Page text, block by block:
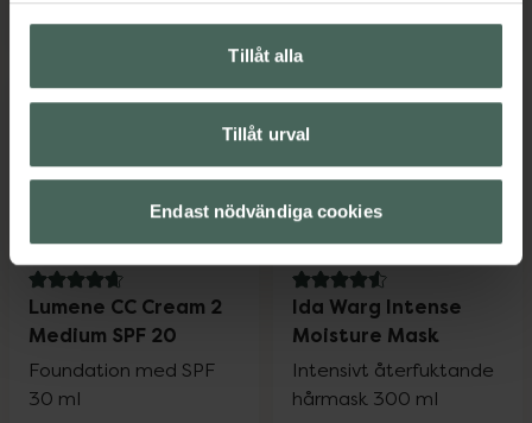
Tillåt alla
Tillåt urval
Endast nödvändiga cookies
4.7 av 5 i omdöme
Lumene CC Cream 2
Medium SPF 20
Foundation med SPF
30 ml
20%
4.6 av 5 i omdöme
Ida Warg Intense
Moisture Mask
Intensivt återfuktande
hårmask 300 ml